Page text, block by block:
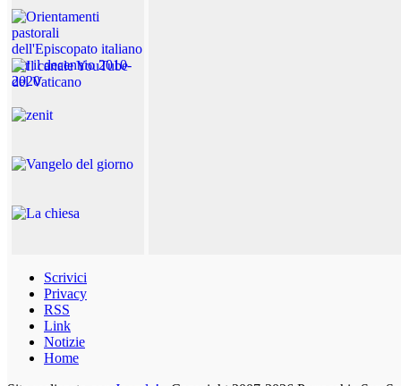
Scrivici
Privacy
RSS
Link
Notizie
Home